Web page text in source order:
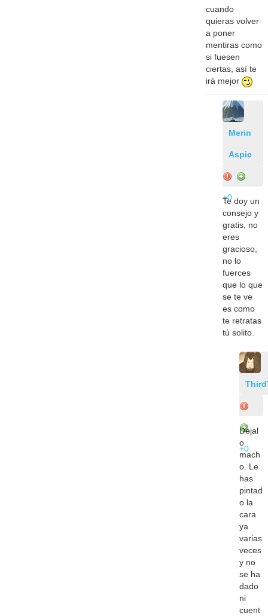
cuando
quieras volver
a poner
mentiras como
si fuesen
ciertas, así te
irá mejor
Merin
Aspic
+0
Te doy un
consejo y
gratis, no
eres
gracioso,
no lo
fuerces
que lo que
se te ve
es como
te retratas
tú solito.
+0
Dejal
o
mach
o. Le
has
pintad
o la
cara
ya
varias
veces
y no
se ha
dado
ni
cuent